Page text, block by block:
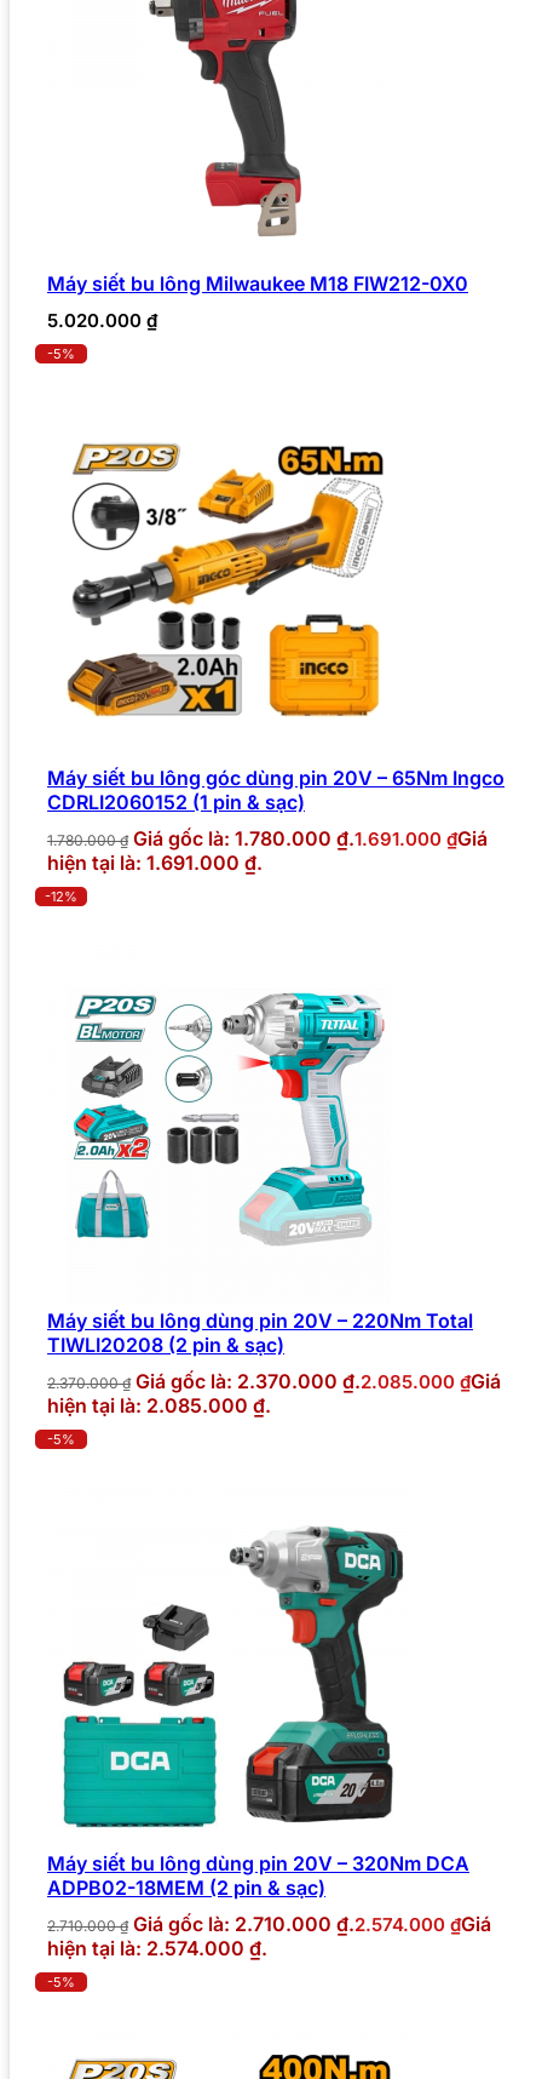
Máy siết bu lông Milwaukee M18 FIW212-0X0
5.020.000 ₫
-5%
Máy siết bu lông góc dùng pin 20V – 65Nm Ingco
CDRLI2060152 (1 pin & sạc)
1.780.000₫ Giá gốc là: 1.780.000 ₫.1.691.000 ₫Giá
hiện tại là: 1.691.000 ₫.
-12%
Máy siết bu lông dùng pin 20V – 220Nm Total
TIWLI20208 (2 pin & sạc)
2.370.000₫ Giá gốc là: 2.370.000 ₫.2.085.000 ₫Giá
hiện tại là: 2.085.000 ₫.
-5%
Máy siết bu lông dùng pin 20V – 320Nm DCA
ADPB02-18MEM (2 pin & sạc)
2.710.000₫ Giá gốc là: 2.710.000 ₫.2.574.000 ₫Giá
hiện tại là: 2.574.000 ₫.
-5%